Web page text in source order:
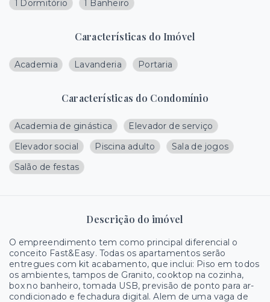
1 Dormitório 1 Banheiro
Características do Imóvel
Academia Lavanderia Portaria
Características do Condomínio
Academia de ginástica
Elevador de serviço
Elevador social
Piscina adulto
Sala de jogos
Salão de festas
Descrição do imóvel
O empreendimento tem como principal diferencial o
conceito Fast&Easy. Todas os apartamentos serão
entregues com kit acabamento, que inclui: Piso em todos
os ambientes, tampos de Granito, cooktop na cozinha,
box no banheiro, tomada USB, previsão de ponto para ar-
condicionado e fechadura digital. Alem de uma vaga de